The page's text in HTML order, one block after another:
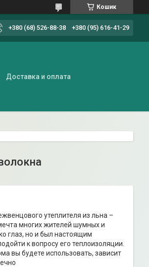
Кошик
+380 (68) 526-88-38 +380 (95) 616-41-29
Доставка и оплата
утеплителя из льна –
многих жителей шумных и
глаз, но и был настоящим
к вопросу его теплоизоляции.
вы будете использовать, зависит